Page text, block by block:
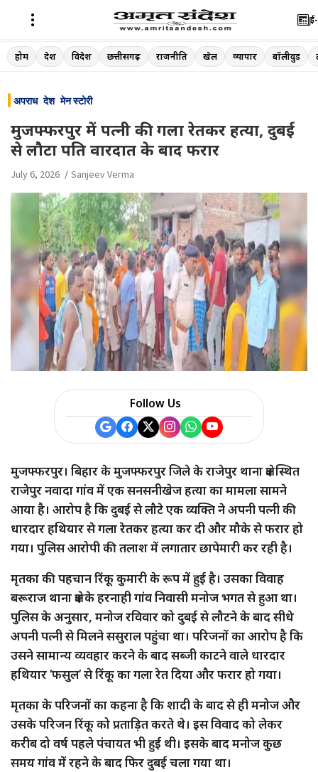
Skip
to
होम देश विदेश छत्तीसगढ़ राजनीति खेल व्यापार बॉलीवुड
अपराध देश मेन स्टोरी
मुजफ्फरपुर में पत्नी की गला रेतकर हत्या, दुबई
से लौटा पति वारदात के बाद फरार
July 6, 2026 Sanjeev Verma
Follow Us
मुजफ्फरपुर। बिहार के मुजफ्फरपुर जिले के राजेपुर थाना क्षेत्र स्थित
राजेपुर नवादा गांव में एक सनसनीखेज हत्या का मामला सामने
आया है। आरोप है कि दुबई से लौटे एक व्यक्ति ने अपनी पत्नी की
धारदार हथियार से गला रेतकर हत्या कर दी और मौके से फरार हो
गया। पुलिस आरोपी की तलाश में लगातार छापेमारी कर रही है।
मृतका की पहचान रिंकू कुमारी के रूप में हुई है। उसका विवाह
बरूराज थाना क्षेत्र के हरनाही गांव निवासी मनोज भगत से हुआ था।
पुलिस के अनुसार, मनोज रविवार को दुबई से लौटने के बाद सीधे
अपनी पत्नी से मिलने ससुराल पहुंचा था। परिजनों का आरोप है कि
उसने सामान्य व्यवहार करने के बाद सब्जी काटने वाले धारदार
हथियार ‘फसुल’ से रिंकू का गला रेत दिया और फरार हो गया।
मृतका के परिजनों का कहना है कि शादी के बाद से ही मनोज और
उसके परिजन रिंकू को प्रताड़ित करते थे। इस विवाद को लेकर
करीब दो वर्ष पहले पंचायत भी हुई थी। इसके बाद मनोज कुछ
समय गांव में रहने के बाद फिर दुबई चला गया था।